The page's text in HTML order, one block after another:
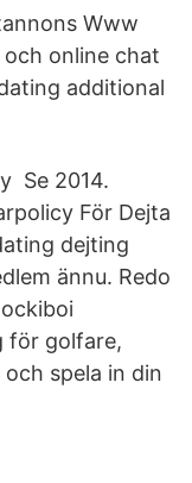
Www
online chat
additional
Se 2014.
För Dejta
dejting
ännu. Redo
för golfare,
spela in din